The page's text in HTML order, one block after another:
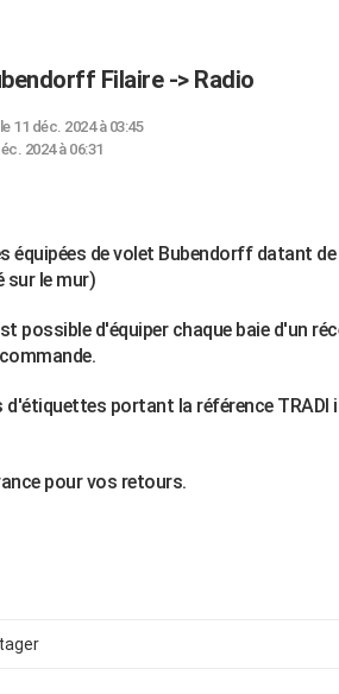
Filaire -> Radio
11 déc. 2024 à 03:45
2024 à 06:31
équipées de volet Bubendorff datant
sur le mur)
possible d'équiper chaque baie d'un
portant la référence TRADI
pour vos retours.